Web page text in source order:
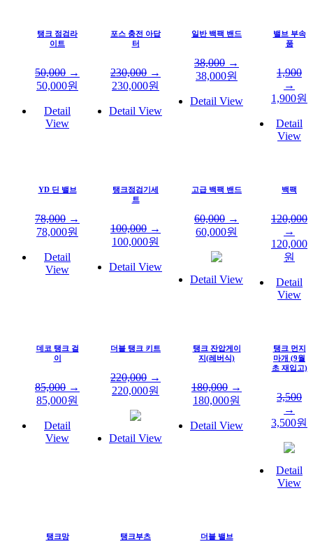
탱크 점검라
이트
50,000 →
50,000원
Detail
View
포스 충전 아답
터
230,000 →
230,000원
Detail View
일반 백팩 밴드
38,000 →
38,000원
Detail View
밸브 부속
품
1,900
→
1,900원
Detail
View
YD 딘 밸브
78,000 →
78,000원
Detail
View
탱크점검기세
트
100,000 →
100,000원
Detail View
고급 백팩 밴드
60,000 →
60,000원
Detail View
백팩
120,000
→
120,000
원
Detail
View
데코 탱크 걸
이
85,000 →
85,000원
Detail
View
더블 탱크 키트
220,000 →
220,000원
Detail View
탱크 잔압게이
지(레버식)
180,000 →
180,000원
Detail View
탱크 먼지
마개 (9월
초 재입고)
3,500
→
3,500원
Detail
View
탱크망 탱크부츠 더블 밸브